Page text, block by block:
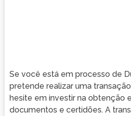
Se você está em processo de
pretende realizar uma
hesite em investir na obtenção
documentos e certidões. A